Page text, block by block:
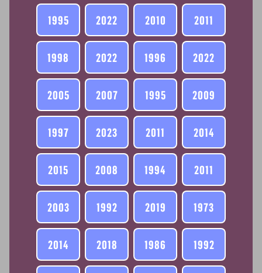
1995 2022 2010 2011
1998 2022 1996 2022
2005 2007 1995 2009
1997 2023 2011 2014
2015 2008 1994 2011
2003 1992 2019 1973
2014 2018 1986 1992